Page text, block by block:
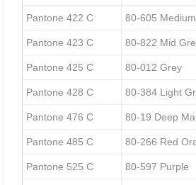
Pantone 422 C 80-605
Pantone 423 C 80-822 Mid
Pantone 425 C 80-012 Grey
Pantone 428 C 80-384 Light
Pantone 476 C 80-19 Deep
Pantone 485 C 80-266 Red
Pantone 525 C 80-597 Purple